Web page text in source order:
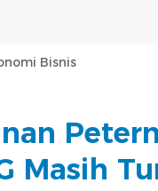
Bisnis
Masih